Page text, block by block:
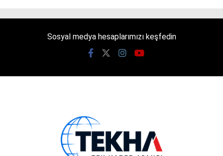
Sosyal medya hesaplarımızı keşfedin